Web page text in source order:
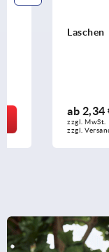
2,34 €
zzgl. Versandkosten